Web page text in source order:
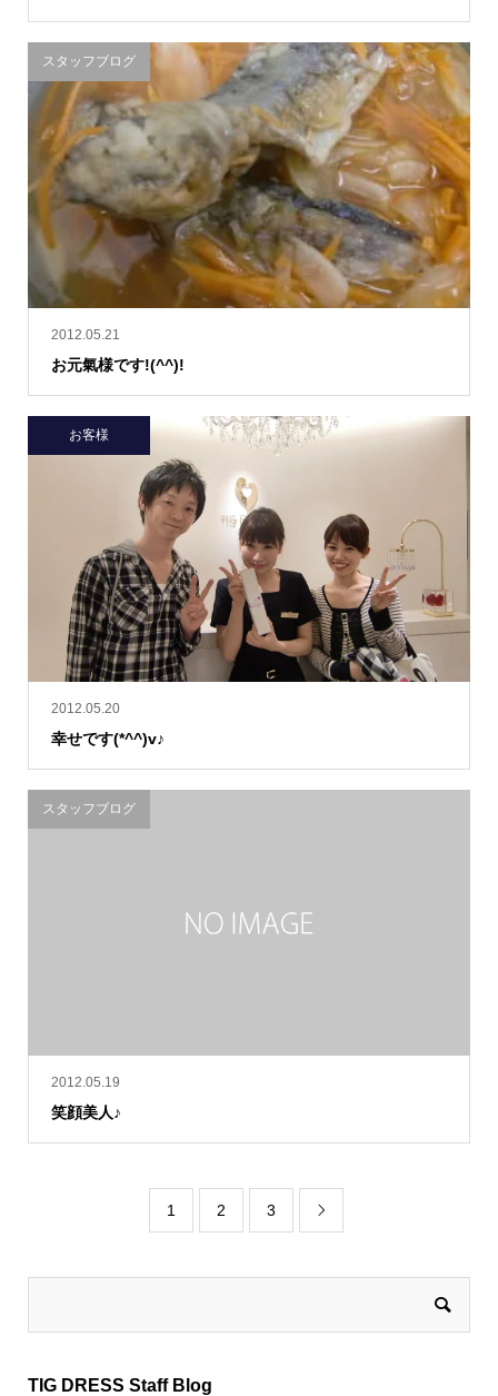
2012.05.21
お元氣様です!(^^)!
スタッフブログ
2012.05.20
幸せです(*^^)v♪
お客様
2012.05.19
笑顔美人♪
スタッフブログ
1 2 3 
TIG DRESS Staff Blog